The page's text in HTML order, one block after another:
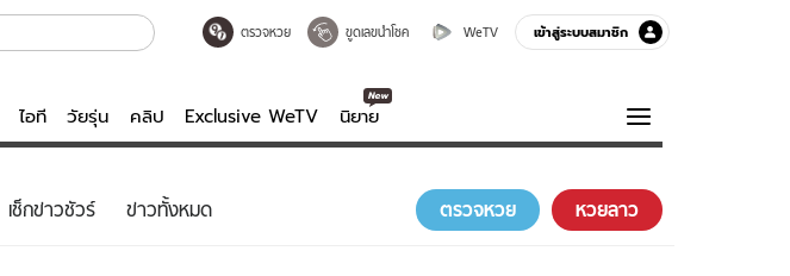
ตรวจหวย ขูดเลขนำโชค WeTV เข้าสู่ระบบสมาชิก
ไอที วัยรุ่น คลิป Exclusive WeTV นิยาย
บันเทิงครบรส ความรู้รอบตัว
ฮาวทู
เช็กข่าวชัวร์ ข่าวทั้งหมด ตรวจหวย หวยลาว